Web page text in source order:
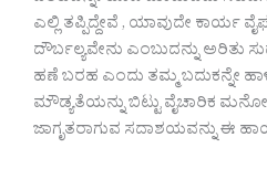
ಎಲ್ಲಿ ತಪ್ಪಿದ್ದೇವೆ , ಯಾವುದೇ ಕಾರ್ಯ
ದೌರ್ಬಲ್ಯವೇನು ಎಂಬುದನ್ನು ಅರಿತು
ಹಣೆ ಬರಹ ಎಂದು ತಮ್ಮ ಬದುಕನ್ನೇ
ಮೌಡ್ಯತೆಯನ್ನು ಬಿಟ್ಟು ವೈಚಾರಿಕ
ಜಾಗೃತರಾಗುವ ಸದಾಶಯವನ್ನು ಈ